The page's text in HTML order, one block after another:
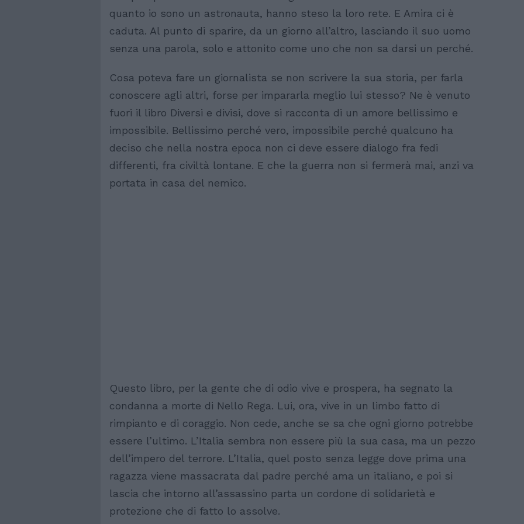
quanto io sono un astronauta, hanno steso la loro rete. E Amira ci è
caduta. Al punto di sparire, da un giorno all’altro, lasciando il suo uomo
senza una parola, solo e attonito come uno che non sa darsi un perché.
Cosa poteva fare un giornalista se non scrivere la sua storia, per farla
conoscere agli altri, forse per impararla meglio lui stesso? Ne è venuto
fuori il libro Diversi e divisi, dove si racconta di un amore bellissimo e
impossibile. Bellissimo perché vero, impossibile perché qualcuno ha
deciso che nella nostra epoca non ci deve essere dialogo fra fedi
differenti, fra civiltà lontane. E che la guerra non si fermerà mai, anzi va
portata in casa del nemico.
Questo libro, per la gente che di odio vive e prospera, ha segnato la
condanna a morte di Nello Rega. Lui, ora, vive in un limbo fatto di
rimpianto e di coraggio. Non cede, anche se sa che ogni giorno potrebbe
essere l’ultimo. L’Italia sembra non essere più la sua casa, ma un pezzo
dell’impero del terrore. L’Italia, quel posto senza legge dove prima una
ragazza viene massacrata dal padre perché ama un italiano, e poi si
lascia che intorno all’assassino parta un cordone di solidarietà e
protezione che di fatto lo assolve.